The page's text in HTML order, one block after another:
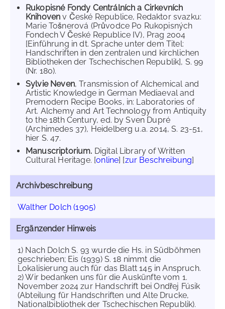
Rukopisné Fondy Centrálních a Cirkevních
Knihoven v České Republice, Redaktor svazku:
Marie Tošnerová (Průvodce Po Rukopisných
Fondech V České Republice IV), Prag 2004
[Einführung in dt. Sprache unter dem Titel:
Handschriften in den zentralen und kirchlichen
Bibliotheken der Tschechischen Republik], S. 99
(Nr. 180).
Sylvie Neven, Transmission of Alchemical and
Artistic Knowledge in German Mediaeval and
Premodern Recipe Books, in: Laboratories of
Art. Alchemy and Art Technology from Antiquity
to the 18th Century, ed. by Sven Dupré
(Archimedes 37), Heidelberg u.a. 2014, S. 23-51,
hier S. 47.
Manuscriptorium. Digital Library of Written
Cultural Heritage. [online] [zur Beschreibung]
Archivbeschreibung
Walther Dolch (1905)
Ergänzender Hinweis
1) Nach Dolch S. 93 wurde die Hs. in Südböhmen
geschrieben; Eis (1939) S. 18 nimmt die
Lokalisierung auch für das Blatt 145 in Anspruch.
2) Wir bedanken uns für die Auskünfte vom 1.
November 2024 zur Handschrift bei Ondřej Fúsik
(Abteilung für Handschriften und Alte Drucke,
Nationalbibliothek der Tschechischen Republik).